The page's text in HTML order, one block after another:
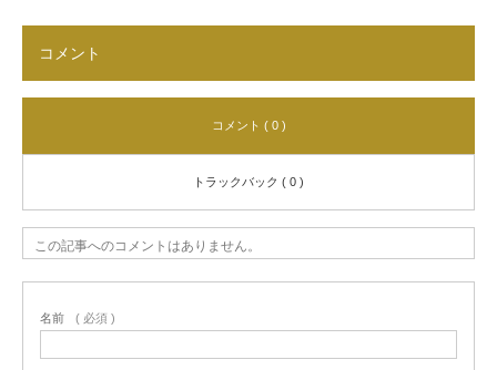
コメント
コメント ( 0 )
トラックバック ( 0 )
この記事へのコメントはありません。
名前 ( 必須 )